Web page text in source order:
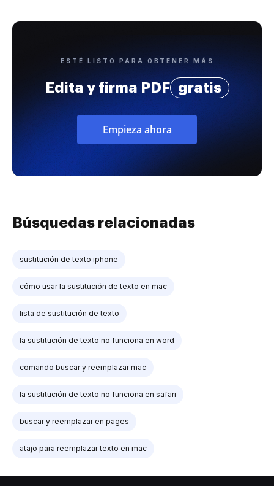
ESTÉ LISTO PARA OBTENER MÁS
Edita y firma PDF gratis
Empieza ahora
Búsquedas relacionadas
sustitución de texto iphone
cómo usar la sustitución de texto en mac
lista de sustitución de texto
la sustitución de texto no funciona en word
comando buscar y reemplazar mac
la sustitución de texto no funciona en safari
buscar y reemplazar en pages
atajo para reemplazar texto en mac